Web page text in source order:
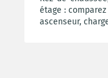
étage :
ascenseur,